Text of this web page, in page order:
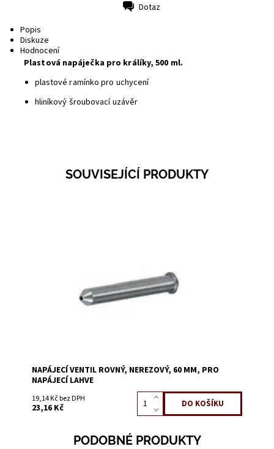
Dotaz
Popis
Diskuze
Hodnocení
Plastová napáječka pro králíky, 500 ml.
plastové ramínko pro uchycení
hliníkový šroubovací uzávěr
SOUVISEJÍCÍ PRODUKTY
NAPÁJECÍ VENTIL ROVNÝ, NEREZOVÝ, 60 MM, PRO
NAPÁJECÍ LAHVE
19,14 Kč bez DPH
23,16 Kč
PODOBNÉ PRODUKTY